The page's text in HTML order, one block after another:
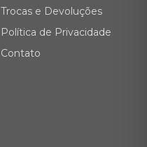
Trocas e Devoluções
Política de Privacidade
Contato